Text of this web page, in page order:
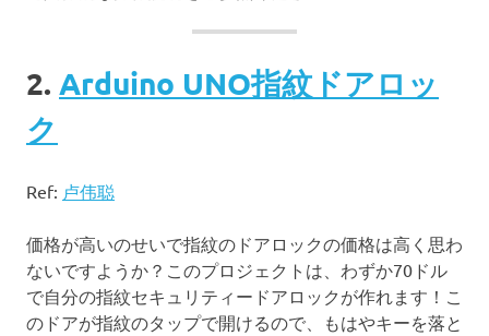
2. Arduino UNO指紋ドアロッ
ク
Ref: 卢伟聪
価格が高いのせいで指紋のドアロックの価格は高く思わ
ないですようか？このプロジェクトは、わずか70ドル
で自分の指紋セキュリティードアロックが作れます！こ
のドアが指紋のタップで開けるので、もはやキーを落と